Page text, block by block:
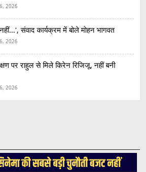
2026
संवाद कार्यक्रम में बोले मोहन भागवत
2026
पर राहुल से मिले किरेन रिजिजू, नहीं बनी
2026